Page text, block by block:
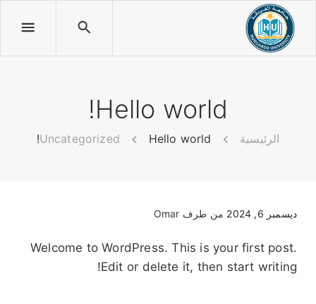
Hello world!
الرئيسية Uncategorized Hello world!
ديسمبر 6, 2024 من طرف Omar
Welcome to WordPress. This is your first post.
Edit or delete it, then start writing!